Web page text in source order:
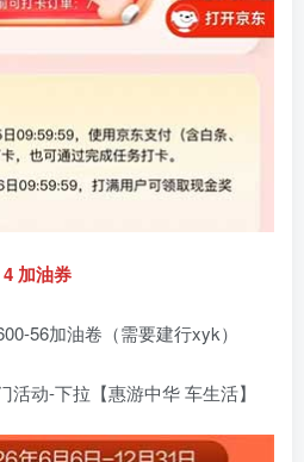
4 加油券
56加油卷（需要建行xyk）
活动-下拉【惠游中华 车生活】